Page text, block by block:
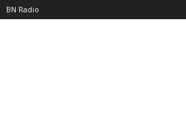
BN Radio